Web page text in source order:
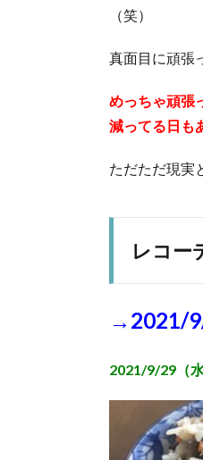
（笑）
真面目に頑張
めっちゃ頑張
減ってる日も
ただただ現実
レコー
→2021/
2021/9/29（